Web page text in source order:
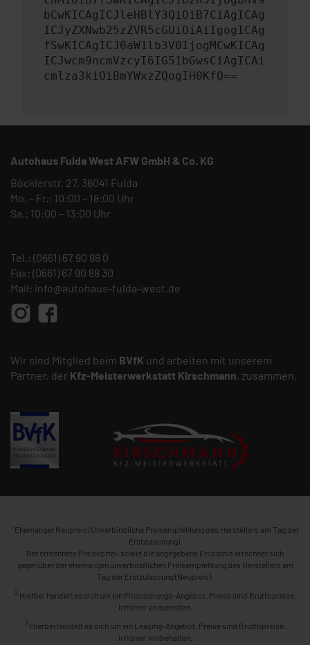
bCwKICAgICJleHBlY3QiOiB7CiAgICAg
ICJyZXNwb25zZVR5cGUiOiAiIgogICAg
fSwKICAgICJ0aW1lb3V0IjogMCwKICAg
ICJwcm9ncmVzcyI6IG51bGwsCiAgICAi
cmlza3kiOiBmYWxzZQogIH0KfQ==
Autohaus Fulda West AFW GmbH & Co. KG
Böcklerstr. 27, 36041 Fulda
Mo. – Fr.: 10:00 – 18:00 Uhr
Sa.: 10:00 – 13:00 Uhr
Tel.: (0661) 67 90 88 0
Fax: (0661) 67 90 88 30
Mail: info@autohaus-fulda-west.de
Wir sind Mitglied beim BVfK und arbeiten mit unserem
Partner, der Kfz-Meisterwerkstatt Kirschmann, zusammen.
1 Ehemaliger Neupreis (Unverbindliche Preisempfehlung des Herstellers am Tag der
Erstzulassung).
Der errechnete Preisvorteil sowie die angegebene Ersparnis errechnet sich
gegenüber der ehemaligen unverbindlichen Preisempfehlung des Herstellers am
Tag der Erstzulassung (Neupreis).
2 Hierbei handelt es sich um ein Finanzierungs-Angebot. Preise sind Bruttopreise.
Irrtümer vorbehalten.
3 Hierbei handelt es sich um ein Leasing-Angebot. Preise sind Bruttopreise.
Irrtümer vorbehalten.